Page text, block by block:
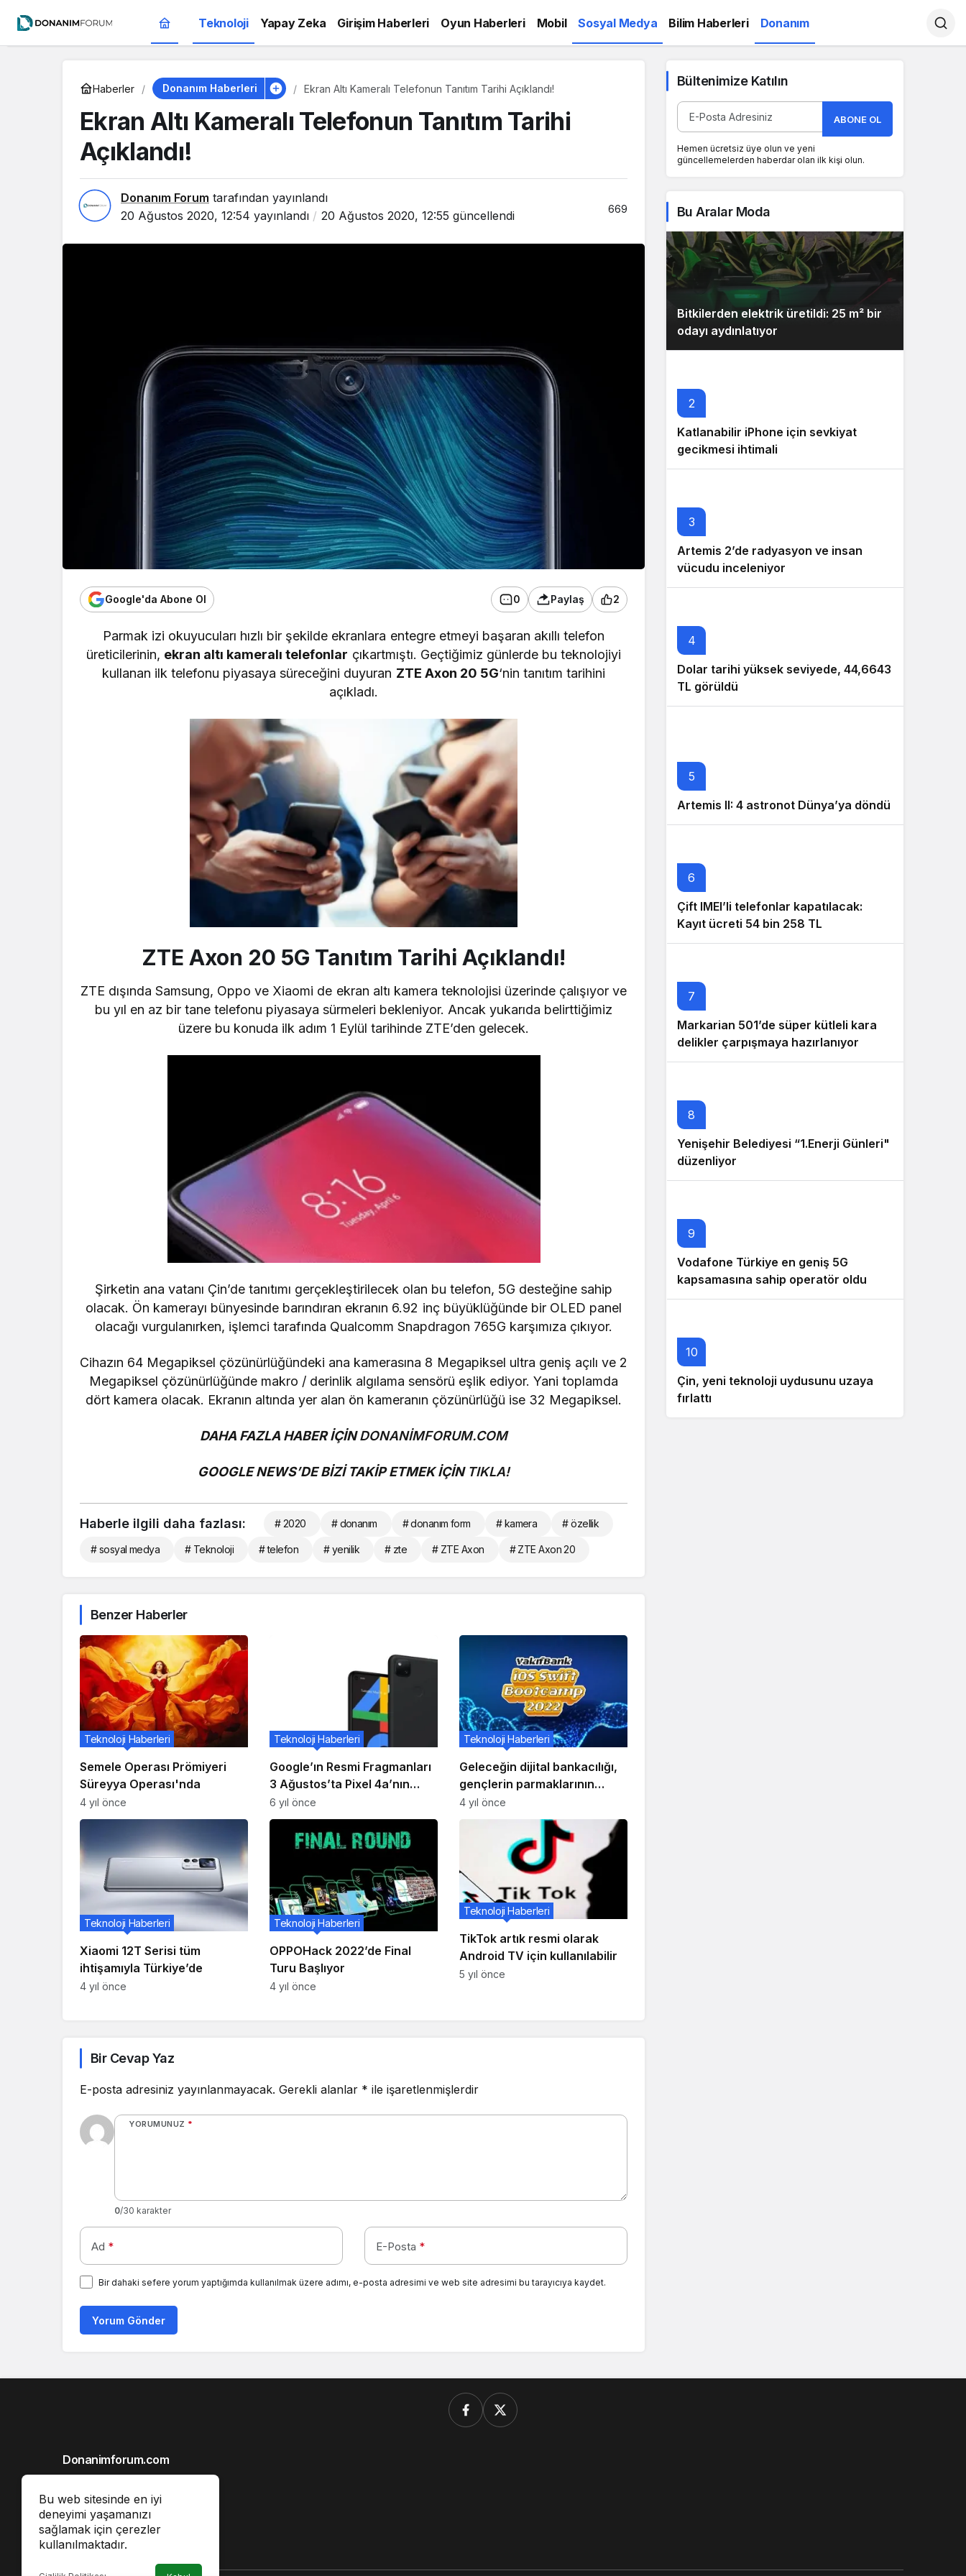
Teknoloji Yapay Zeka Girişim Haberleri Oyun Haberleri Mobil Sosyal Medya Bilim Haberleri Donanım
Haberler Donanım Haberleri Ekran Altı Kameralı Telefonun Tanıtım Tarihi Açıklandı!
Ekran Altı Kameralı Telefonun Tanıtım Tarihi
Açıklandı!
Donanım Forum tarafından yayınlandı
20 Ağustos 2020, 12:54 yayınlandı 20 Ağustos 2020, 12:55 güncellendi 669
Google'da Abone Ol 0 Paylaş 2
Parmak izi okuyucuları hızlı bir şekilde ekranlara entegre etmeyi başaran akıllı telefon
üreticilerinin, ekran altı kameralı telefonlar çıkartmıştı. Geçtiğimiz günlerde bu teknolojiyi
kullanan ilk telefonu piyasaya süreceğini duyuran ZTE Axon 20 5G‘nin tanıtım tarihini
açıkladı.
ZTE Axon 20 5G Tanıtım Tarihi Açıklandı!
ZTE dışında Samsung, Oppo ve Xiaomi de ekran altı kamera teknolojisi üzerinde çalışıyor ve
bu yıl en az bir tane telefonu piyasaya sürmeleri bekleniyor. Ancak yukarıda belirttiğimiz
üzere bu konuda ilk adım 1 Eylül tarihinde ZTE’den gelecek.
Şirketin ana vatanı Çin’de tanıtımı gerçekleştirilecek olan bu telefon, 5G desteğine sahip
olacak. Ön kamerayı bünyesinde barındıran ekranın 6.92 inç büyüklüğünde bir OLED panel
olacağı vurgulanırken, işlemci tarafında Qualcomm Snapdragon 765G karşımıza çıkıyor.
Cihazın 64 Megapiksel çözünürlüğündeki ana kamerasına 8 Megapiksel ultra geniş açılı ve 2
Megapiksel çözünürlüğünde makro / derinlik algılama sensörü eşlik ediyor. Yani toplamda
dört kamera olacak. Ekranın altında yer alan ön kameranın çözünürlüğü ise 32 Megapiksel.
DAHA FAZLA HABER İÇİNDONANİMFORUM.COM
GOOGLE NEWS’DE BİZİ TAKİP ETMEK İÇİN TIKLA!
Haberle ilgili daha fazlası: # 2020 # donanım # donanım form # kamera # özellik
# sosyal medya # Teknoloji # telefon # yenilik # zte # ZTE Axon # ZTE Axon 20
Benzer Haberler
Semele Operası Prömiyeri
Süreyya Operası'nda
Teknoloji Haberleri
4 yıl önce
Google’ın Resmi Fragmanları
3 Ağustos’ta Pixel 4a’nın
Lansmanını Onayladı
Teknoloji Haberleri
6 yıl önce
Geleceğin dijital bankacılığı,
gençlerin parmaklarının
ucunda
Teknoloji Haberleri
4 yıl önce
Xiaomi 12T Serisi tüm
ihtişamıyla Türkiye’de
Teknoloji Haberleri
4 yıl önce
OPPOHack 2022’de Final
Turu Başlıyor
Teknoloji Haberleri
4 yıl önce
TikTok artık resmi olarak
Android TV için kullanılabilir
Teknoloji Haberleri
5 yıl önce
Bir Cevap Yaz
E-posta adresiniz yayınlanmayacak. Gerekli alanlar * ile işaretlenmişlerdir
YORUMUNUZ *
0/30 karakter
Ad * E-Posta *
Bir dahaki sefere yorum yaptığımda kullanılmak üzere adımı, e-posta adresimi ve web site adresimi bu tarayıcıya kaydet.
Yorum Gönder
Bültenimize Katılın
ABONE OL
Hemen ücretsiz üye olun ve yeni
güncellemelerden haberdar olan ilk kişi olun.
Bu Aralar Moda
Bitkilerden elektrik üretildi: 25 m² bir
odayı aydınlatıyor
2
Katlanabilir iPhone için sevkiyat
gecikmesi ihtimali
3
Artemis 2’de radyasyon ve insan
vücudu inceleniyor
4
Dolar tarihi yüksek seviyede, 44,6643
TL görüldü
5
Artemis II: 4 astronot Dünya’ya döndü
6
Çift IMEI’li telefonlar kapatılacak:
Kayıt ücreti 54 bin 258 TL
7
Markarian 501’de süper kütleli kara
delikler çarpışmaya hazırlanıyor
8
Yenişehir Belediyesi “1.Enerji Günleri"
düzenliyor
9
Vodafone Türkiye en geniş 5G
kapsamasına sahip operatör oldu
10
Çin, yeni teknoloji uydusunu uzaya
fırlattı
Bu web sitesinde en iyi
deneyimi yaşamanızı
sağlamak için çerezler
kullanılmaktadır.
Donanimforum.com
Gizlilik İlkeleri
Reklam
İletişim